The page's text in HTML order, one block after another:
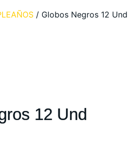
/ Globos Negros 12 Und
12 Und